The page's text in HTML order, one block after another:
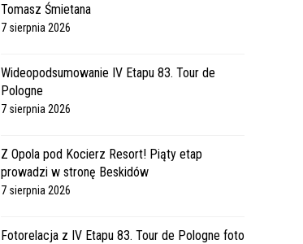
Tomasz Śmietana
7 sierpnia 2026
Wideopodsumowanie IV Etapu 83. Tour de
Pologne
7 sierpnia 2026
Z Opola pod Kocierz Resort! Piąty etap
prowadzi w stronę Beskidów
7 sierpnia 2026
Fotorelacja z IV Etapu 83. Tour de Pologne foto